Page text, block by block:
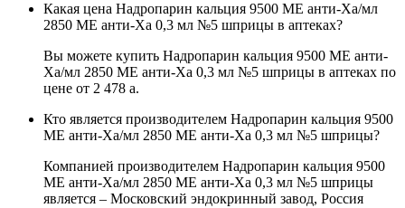
Какая цена Надропарин кальция 9500 МЕ анти-Ха/мл
2850 МЕ анти-Ха 0,3 мл №5 шприцы в аптеках?
Вы можете купить Надропарин кальция 9500 МЕ анти-
Ха/мл 2850 МЕ анти-Ха 0,3 мл №5 шприцы в аптеках по
цене от 2 478 a.
Кто является производителем Надропарин кальция 9500
МЕ анти-Ха/мл 2850 МЕ анти-Ха 0,3 мл №5 шприцы?
Компанией производителем Надропарин кальция 9500
МЕ анти-Ха/мл 2850 МЕ анти-Ха 0,3 мл №5 шприцы
является – Московский эндокринный завод, Россия